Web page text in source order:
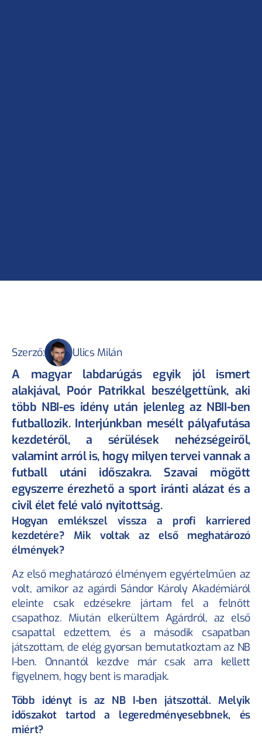
Szerző: Ulics Milán
A magyar labdarúgás egyik jól ismert
alakjával, Poór Patrikkal beszélgettünk, aki
több NBI-es idény után jelenleg az NBII-ben
futballozik. Interjúnkban mesélt pályafutása
kezdetéről, a sérülések nehézségeiről,
valamint arról is, hogy milyen tervei vannak a
futball utáni időszakra. Szavai mögött
egyszerre érezhető a sport iránti alázat és a
civil élet felé való nyitottság.
Hogyan emlékszel vissza a profi karriered
kezdetére? Mik voltak az első meghatározó
élmények?
Az első meghatározó élményem egyértelműen az
volt, amikor az agárdi Sándor Károly Akadémiáról
eleinte csak edzésekre jártam fel a felnőtt
csapathoz. Miután elkerültem Agárdról, az első
csapattal edzettem, és a második csapatban
játszottam, de elég gyorsan bemutatkoztam az NB
I-ben. Onnantól kezdve már csak arra kellett
figyelnem, hogy bent is maradjak.
Több idényt is az NB I-ben játszottál. Melyik
időszakot tartod a legeredményesebbnek, és
miért?
KÖVESS MINKET!